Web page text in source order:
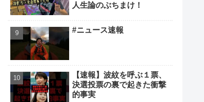
人生論のぶちまけ！
#ニュース速報
【速報】波紋を呼ぶ１票、
決選投票の裏で起きた衝撃
的事実